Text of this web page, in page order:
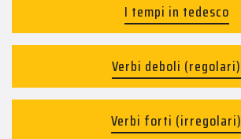
I tempi in tedesco
Verbi deboli (regolari)
Verbi forti (irregolari)